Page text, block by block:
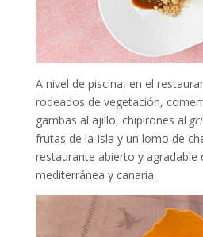
A nivel de piscina, en el
rodeados de vegetación,
gambas al ajillo, chipirones al
frutas de la Isla y un lomo de
restaurante abierto y agradable
mediterránea y canaria.